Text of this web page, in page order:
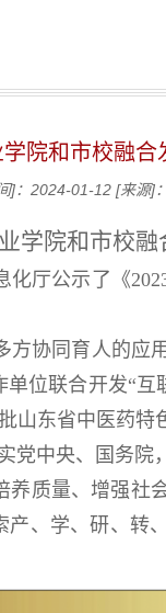
院和市校融
]：2024-01-12 [来源]
学院和市校
化厅公示了《
协同育人的应
位联合开发“
山东省中医药
党中央、国务
质量、增强社
、学、研、